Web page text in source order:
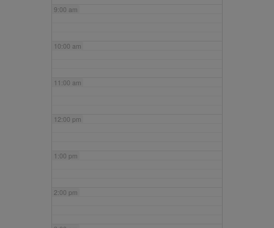
9:00 am
10:00 am
11:00 am
12:00 pm
1:00 pm
2:00 pm